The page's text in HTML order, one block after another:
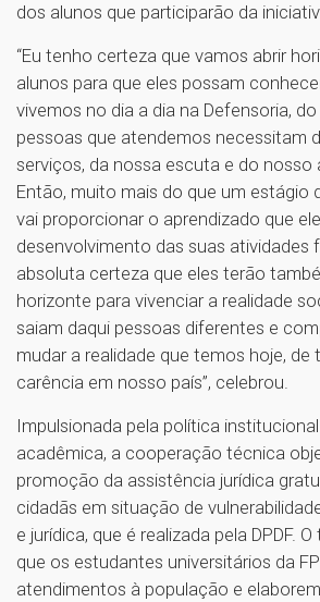
dos alunos que participarão da
“Eu tenho certeza que vamos abrir
alunos para que eles possam
vivemos no dia a dia na Defensoria,
pessoas que atendemos necessitam
serviços, da nossa escuta e do nosso
Então, muito mais do que um estágio
vai proporcionar o aprendizado que
desenvolvimento das suas atividades
absoluta certeza que eles terão
horizonte para vivenciar a realidade
saiam daqui pessoas diferentes e
mudar a realidade que temos hoje, de
carência em nosso país”, celebrou.
Impulsionada pela política
acadêmica, a cooperação técnica
promoção da assistência jurídica
cidadãs em situação de
e jurídica, que é realizada pela DPDF.
que os estudantes universitários da
atendimentos à população e